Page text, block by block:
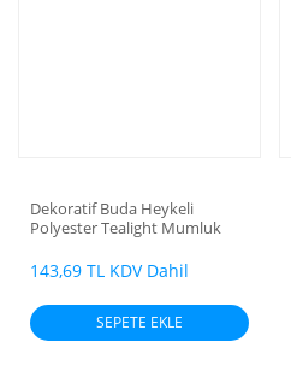
Dekoratif Buda Heykeli
Polyester Tealight Mumluk
143,69 TL KDV Dahil
SEPETE EKLE